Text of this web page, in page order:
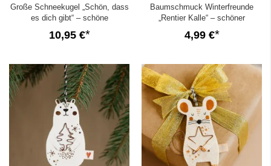
Große Schneekugel „Schön, dass
es dich gibt“ – schöne
Weihnachtsdeko und Geschenkidee
10,95 €
Baumschmuck Winterfreunde
„Rentier Kalle“ – schöner
Geschenkanhänger
4,99 €